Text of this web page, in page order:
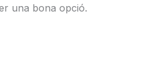
una bona opció.